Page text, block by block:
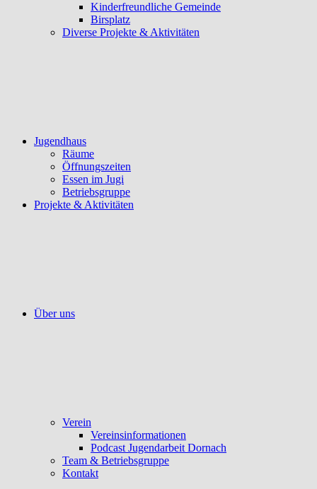
Kinderfreundliche Gemeinde
Birsplatz
Diverse Projekte & Aktivitäten
Jugendhaus
Räume
Öffnungszeiten
Essen im Jugi
Betriebsgruppe
Projekte & Aktivitäten
Über uns
Verein
Vereinsinformationen
Podcast Jugendarbeit Dornach
Team & Betriebsgruppe
Kontakt